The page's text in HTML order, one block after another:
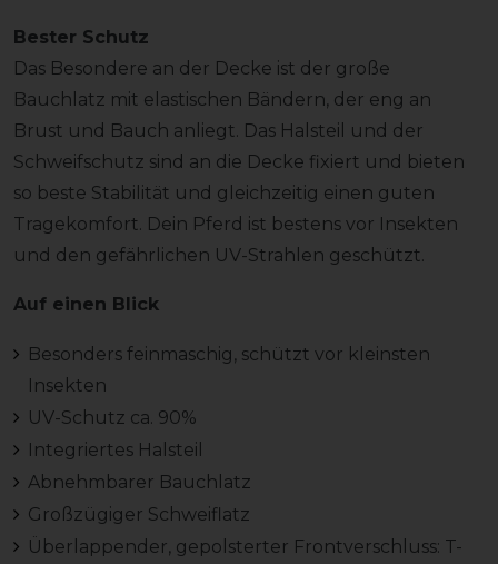
Bester Schutz
Das Besondere an der Decke ist der große
Bauchlatz mit elastischen Bändern, der eng an
Brust und Bauch anliegt. Das Halsteil und der
Schweifschutz sind an die Decke fixiert und bieten
so beste Stabilität und gleichzeitig einen guten
Tragekomfort. Dein Pferd ist bestens vor Insekten
und den gefährlichen UV-Strahlen geschützt.
Auf einen Blick
Besonders feinmaschig, schützt vor kleinsten
Insekten
UV-Schutz ca. 90%
Integriertes Halsteil
Abnehmbarer Bauchlatz
Großzügiger Schweiflatz
Überlappender, gepolsterter Frontverschluss: T-